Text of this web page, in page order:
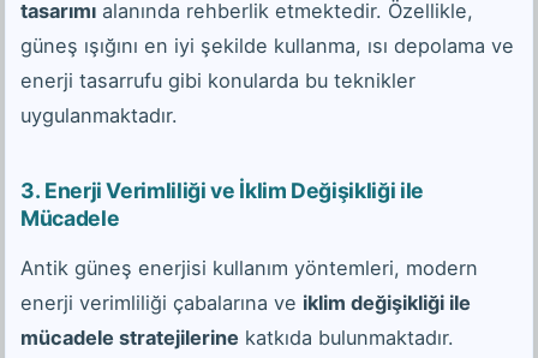
tasarımı alanında rehberlik etmektedir. Özellikle,
güneş ışığını en iyi şekilde kullanma, ısı depolama ve
enerji tasarrufu gibi konularda bu teknikler
uygulanmaktadır.
3. Enerji Verimliliği ve İklim Değişikliği ile
Mücadele
Antik güneş enerjisi kullanım yöntemleri, modern
enerji verimliliği çabalarına ve iklim değişikliği ile
mücadele stratejilerine katkıda bulunmaktadır.